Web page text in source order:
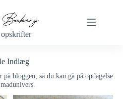
Indlæg
bloggen, så du kan gå på opdagelse